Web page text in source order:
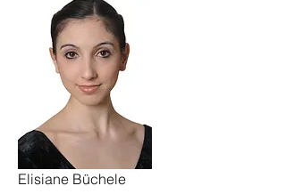
Elisiane Büchele